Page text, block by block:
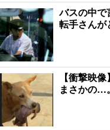
バスの中で
転手さんが
【衝撃映
まさかの…